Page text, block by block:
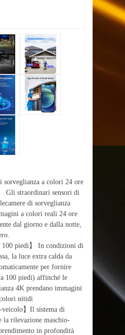
sorveglianza a colori 24 ore
Gli straordinari sensori di
di sorveglianza
a colori reali 24 ore
dal giorno e dalla notte,
100 piedi】 In condizioni di
la luce extra calda da
per fornire
100 piedi) affinché le
4K prendano immagini
nitidi
veicolo】Il sistema di
rilevazione maschio-
in profondità